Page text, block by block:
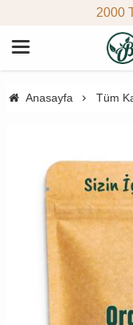
2000
Anasayfa Tüm